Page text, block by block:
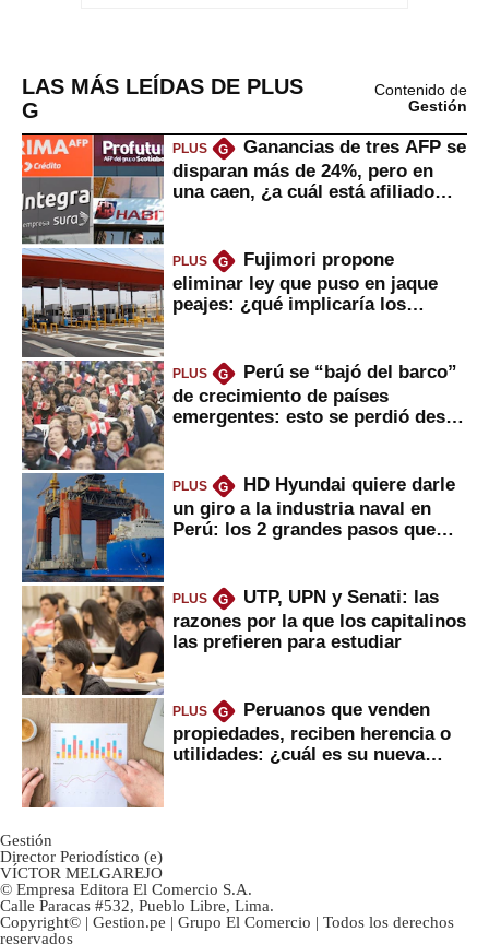
LAS MÁS LEÍDAS DE PLUS
G
Contenido de
Gestión
PLUS G
Ganancias de tres AFP se
disparan más de 24%, pero en
una caen, ¿a cuál está afiliado
PLUS G
Fujimori propone
eliminar ley que puso en jaque
peajes: ¿qué implicaría los
PLUS G
Perú se “bajó del barco”
de crecimiento de países
emergentes: esto se perdió desde
PLUS G
HD Hyundai quiere darle
un giro a la industria naval en
Perú: los 2 grandes pasos que
PLUS G
UTP, UPN y Senati: las
razones por la que los capitalinos
las prefieren para estudiar
PLUS G
Peruanos que venden
propiedades, reciben herencia o
utilidades: ¿cuál es su nueva
Gestión
Director Periodístico (e)
VÍCTOR MELGAREJO
© Empresa Editora El Comercio S.A.
Calle Paracas #532, Pueblo Libre, Lima.
Copyright© | Gestion.pe | Grupo El Comercio | Todos los derechos
reservados